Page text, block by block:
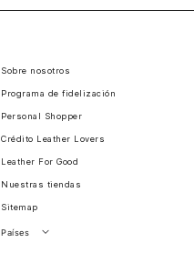
Sobre nosotros
Programa de fidelización
Personal Shopper
Crédito Leather Lovers
Leather For Good
Nuestras tiendas
Sitemap
Países